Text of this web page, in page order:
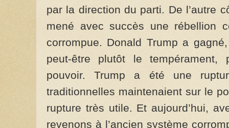
par la direction du parti. De l’autre
mené avec succès une rébellion
corrompue. Donald Trump a
peut-être plutôt le tempérament,
pouvoir. Trump a été une
traditionnelles maintenaient sur le
rupture très utile. Et aujourd’hui,
revenons à l’ancien système